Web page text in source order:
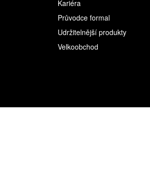
Kariéra
Průvodce formal
Udržitelnější produkty
Velkoobchod